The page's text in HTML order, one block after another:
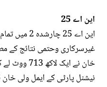
این اے 25
غیرسرکاری وحتمی نتائج کے
خان نے ایک
نیشنل پارٹی کے ایمل ولی خان 67876 ووٹ لے سکے۔